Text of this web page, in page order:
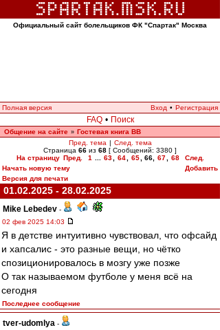
Официальный сайт болельщиков ФК "Спартак" Москва
Полная версия Вход • Регистрация
FAQ • Поиск
Общение на сайте » Гостевая книга ВВ
Пред. тема | След. тема
Страница 66 из 68 [ Сообщений: 3380 ]
На страницу Пред. 1 63 64 65 66, 67 68
След.
Начать новую тему
Добавить
Версия для печати
01.02.2025 - 28.02.2025
Mike Lebedev -
02 фев 2025 14:03
Я в детстве интуитивно чувствовал, что офсайд
и хапсалис - это разные вещи, но чётко
спозиционировалось в мозгу уже позже
О так называемом футболе у меня всё на
сегодня
Последнее сообщение
tver-udomlya -